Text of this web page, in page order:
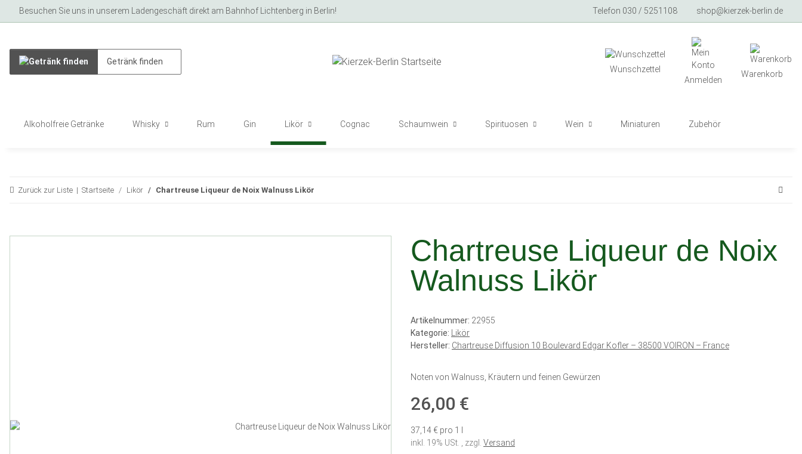
Telefon 030 / 5251108 shop@kierzek-berlin.de
Besuchen Sie uns in unserem Ladengeschäft direkt am Bahnhof Lichtenberg in Berlin!
Wunschzettel
Anmelden
Warenkorb
Alkoholfreie Getränke Whisky Rum Gin Likör Cognac Schaumwein Spirituosen Wein Miniaturen Zubehör
Zurück zur Liste Startseite Likör Chartreuse Liqueur de Noix Walnuss Likör
Chartreuse Liqueur de Noix
Walnuss Likör
Artikelnummer: 22955
Kategorie: Likör
Hersteller: Chartreuse Diffusion 10 Boulevard Edgar Kofler – 38500 VOIRON – France
Noten von Walnuss, Kräutern und feinen Gewürzen
26,00 €
37,14 € pro 1 l
inkl. 19% USt. , zzgl. Versand